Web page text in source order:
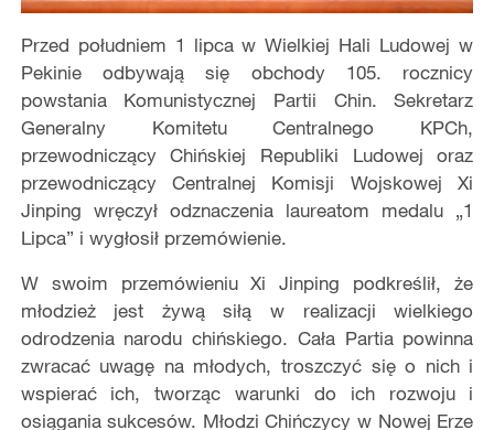
Przed południem 1 lipca w Wielkiej Hali Ludowej w
Pekinie odbywają się obchody 105. rocznicy
powstania Komunistycznej Partii Chin. Sekretarz
Generalny Komitetu Centralnego KPCh,
przewodniczący Chińskiej Republiki Ludowej oraz
przewodniczący Centralnej Komisji Wojskowej Xi
Jinping wręczył odznaczenia laureatom medalu „1
Lipca” i wygłosił przemówienie.
W swoim przemówieniu Xi Jinping podkreślił, że
młodzież jest żywą siłą w realizacji wielkiego
odrodzenia narodu chińskiego. Cała Partia powinna
zwracać uwagę na młodych, troszczyć się o nich i
wspierać ich, tworząc warunki do ich rozwoju i
osiągania sukcesów. Młodzi Chińczycy w Nowej Erze